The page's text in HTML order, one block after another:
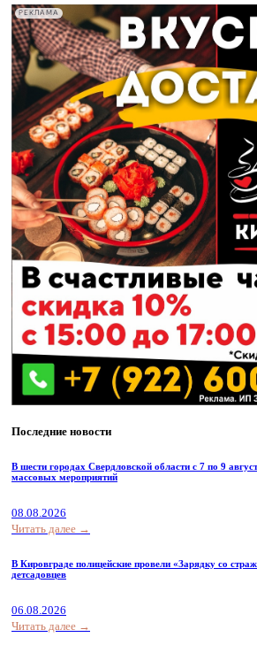
РЕКЛАМА
Последние новости
В шести городах Свердловской области с 7 по 9
массовых мероприятий
08.08.2026
Читать далее →
В Кировграде полицейские провели «Зарядку со
детсадовцев
06.08.2026
Читать далее →